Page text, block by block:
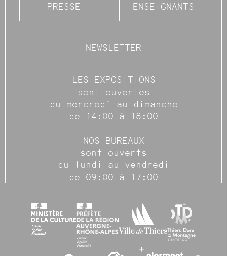
PRESSE ENSEIGNANTS
NEWSLETTER
LES EXPOSITIONS
sont ouvertes
du mercredi au dimanche
de 14:00 à 18:00
NOS BUREAUX
sont ouverts
du lundi au vendredi
de 09:00 à 17:00